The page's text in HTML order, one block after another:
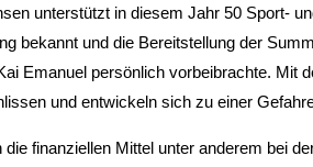
unterstützt in diesem Jahr 50 Sport-
bekannt und die Bereitstellung der
Emanuel persönlich vorbeibrachte. Mit
und entwickeln sich zu einer
die finanziellen Mittel unter anderem bei